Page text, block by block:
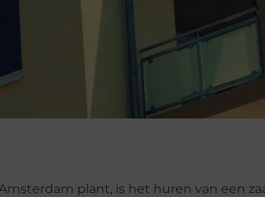
plant, is het huren van een